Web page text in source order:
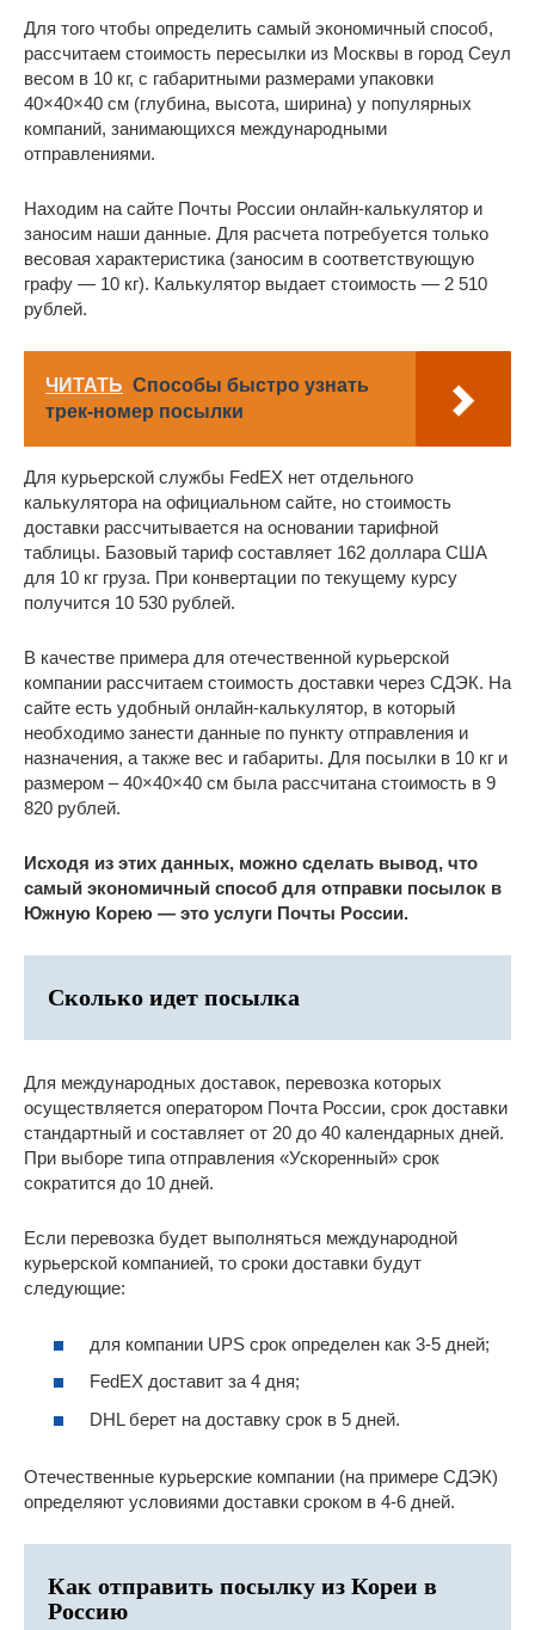
Для того чтобы определить самый экономичный способ,
рассчитаем стоимость пересылки из Москвы в город Сеул
весом в 10 кг, с габаритными размерами упаковки
40×40×40 см (глубина, высота, ширина) у популярных
компаний, занимающихся международными
отправлениями.
Находим на сайте Почты России онлайн-калькулятор и
заносим наши данные. Для расчета потребуется только
весовая характеристика (заносим в соответствующую
графу — 10 кг). Калькулятор выдает стоимость — 2 510
рублей.
ЧИТАТЬ Способы быстро узнать
трек-номер посылки
Для курьерской службы FedEX нет отдельного
калькулятора на официальном сайте, но стоимость
доставки рассчитывается на основании тарифной
таблицы. Базовый тариф составляет 162 доллара США
для 10 кг груза. При конвертации по текущему курсу
получится 10 530 рублей.
В качестве примера для отечественной курьерской
компании рассчитаем стоимость доставки через СДЭК. На
сайте есть удобный онлайн-калькулятор, в который
необходимо занести данные по пункту отправления и
назначения, а также вес и габариты. Для посылки в 10 кг и
размером – 40×40×40 см была рассчитана стоимость в 9
820 рублей.
Исходя из этих данных, можно сделать вывод, что
самый экономичный способ для отправки посылок в
Южную Корею — это услуги Почты России.
Сколько идет посылка
Для международных доставок, перевозка которых
осуществляется оператором Почта России, срок доставки
стандартный и составляет от 20 до 40 календарных дней.
При выборе типа отправления «Ускоренный» срок
сократится до 10 дней.
Если перевозка будет выполняться международной
курьерской компанией, то сроки доставки будут
следующие:
для компании UPS срок определен как 3-5 дней;
FedEX доставит за 4 дня;
DHL берет на доставку срок в 5 дней.
Отечественные курьерские компании (на примере СДЭК)
определяют условиями доставки сроком в 4-6 дней.
Как отправить посылку из Кореи в
Россию